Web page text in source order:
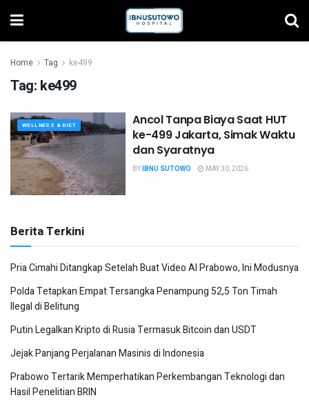
Home Tag ke499
Tag: ke499
WELLNESS & DIET
Ancol Tanpa Biaya Saat HUT
ke-499 Jakarta, Simak Waktu
dan Syaratnya
BYIBNU SUTOWO MAY 30, 2026
Berita Terkini
Pria Cimahi Ditangkap Setelah Buat Video AI Prabowo, Ini Modusnya
Polda Tetapkan Empat Tersangka Penampung 52,5 Ton Timah
Ilegal di Belitung
Putin Legalkan Kripto di Rusia Termasuk Bitcoin dan USDT
Jejak Panjang Perjalanan Masinis di Indonesia
Prabowo Tertarik Memperhatikan Perkembangan Teknologi dan
Hasil Penelitian BRIN